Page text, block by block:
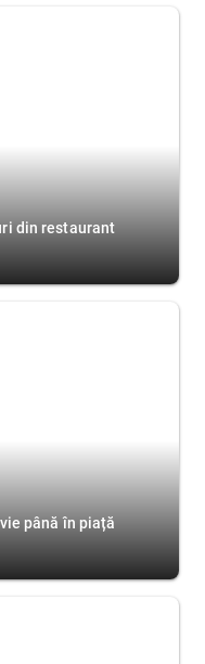
din restaurant
până în piață